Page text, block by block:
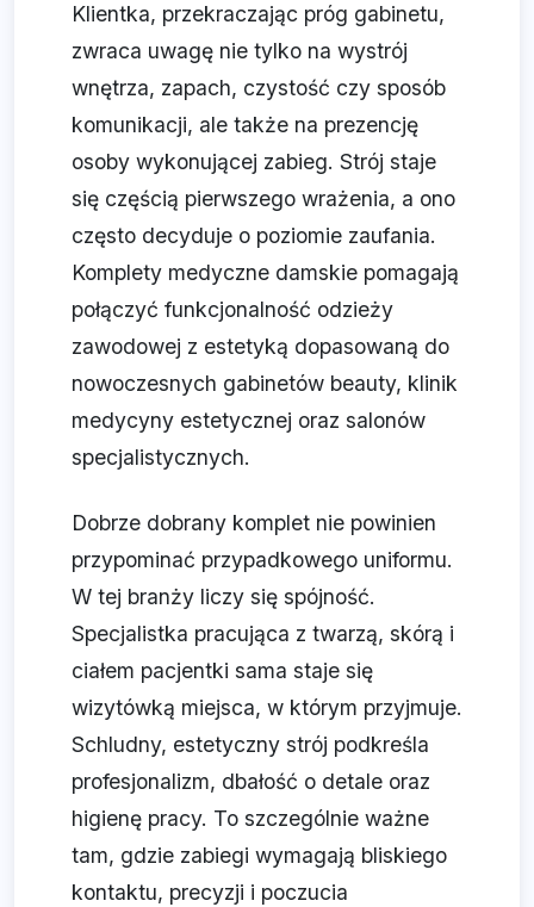
Klientka, przekraczając próg gabinetu,
zwraca uwagę nie tylko na wystrój
wnętrza, zapach, czystość czy sposób
komunikacji, ale także na prezencję
osoby wykonującej zabieg. Strój staje
się częścią pierwszego wrażenia, a ono
często decyduje o poziomie zaufania.
Komplety medyczne damskie pomagają
połączyć funkcjonalność odzieży
zawodowej z estetyką dopasowaną do
nowoczesnych gabinetów beauty, klinik
medycyny estetycznej oraz salonów
specjalistycznych.
Dobrze dobrany komplet nie powinien
przypominać przypadkowego uniformu.
W tej branży liczy się spójność.
Specjalistka pracująca z twarzą, skórą i
ciałem pacjentki sama staje się
wizytówką miejsca, w którym przyjmuje.
Schludny, estetyczny strój podkreśla
profesjonalizm, dbałość o detale oraz
higienę pracy. To szczególnie ważne
tam, gdzie zabiegi wymagają bliskiego
kontaktu, precyzji i poczucia